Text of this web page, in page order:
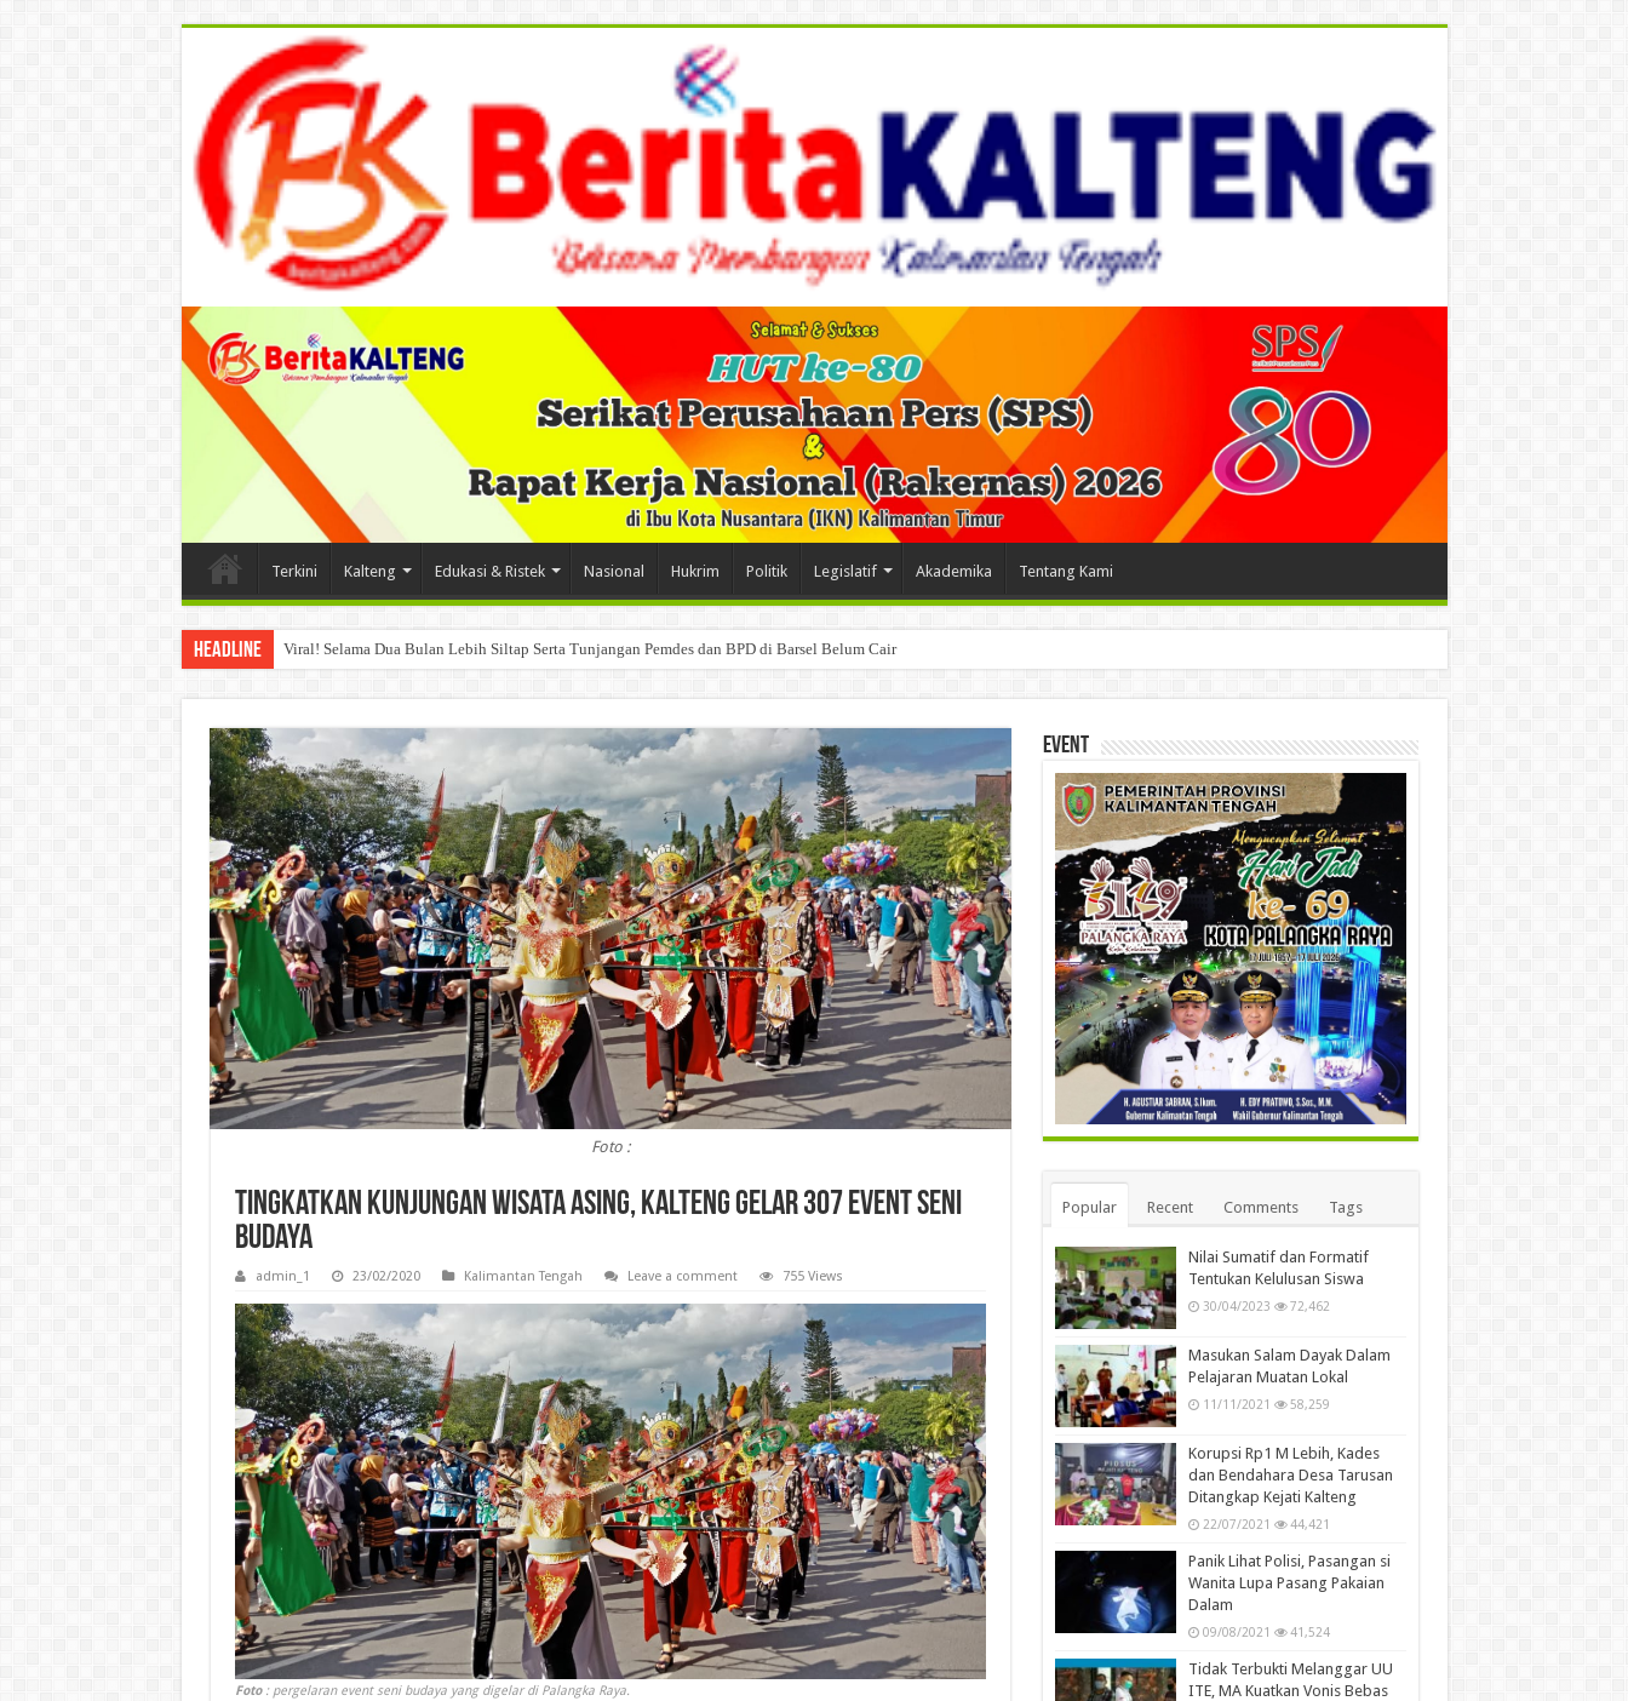
Terkini Kalteng Edukasi & Ristek Nasional Hukrim Politik Legislatif Akademika Tentang Kami
Headline Viral! Selama Dua Bulan Lebih Siltap Serta Tunjangan Pemdes dan BPD di Barsel Belum Cair
Foto :
Tingkatkan Kunjungan Wisata Asing, Kalteng Gelar 307 Event Seni
Budaya
admin_1 23/02/2020 Kalimantan Tengah Leave a comment 755 Views
Foto: pergelaran event seni budaya yang digelar di Palangka Raya.
Event
Popular Recent Comments Tags
Nilai Sumatif dan Formatif
Tentukan Kelulusan Siswa
30/04/2023 72,462
Masukan Salam Dayak Dalam
Pelajaran Muatan Lokal
11/11/2021 58,259
Korupsi Rp1 M Lebih, Kades
dan Bendahara Desa Tarusan
Ditangkap Kejati Kalteng
22/07/2021 44,421
Panik Lihat Polisi, Pasangan si
Wanita Lupa Pasang Pakaian
Dalam
09/08/2021 41,524
Tidak Terbukti Melanggar UU
ITE, MA Kuatkan Vonis Bebas